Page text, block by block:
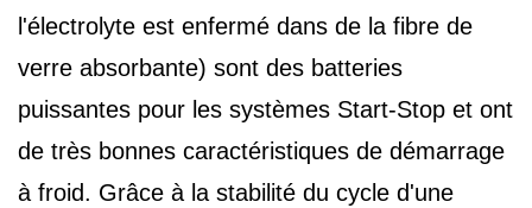
l'électrolyte est enfermé dans de la fibre de
verre absorbante) sont des batteries
puissantes pour les systèmes Start-Stop et ont
de très bonnes caractéristiques de démarrage
à froid. Grâce à la stabilité du cycle d'une